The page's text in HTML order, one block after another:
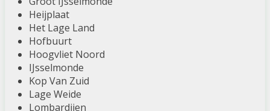
Heijplaat
Het Lage Land
Hofbuurt
Hoogvliet Noord
IJsselmonde
Kop Van Zuid
Lage Weide
Lombardijen